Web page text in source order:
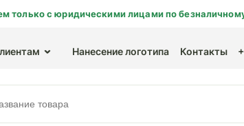
только с юридическими лицами по
Нанесение логотипа Контакты